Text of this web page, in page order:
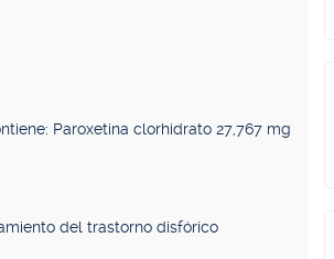
Paroxetina clorhidrato 27,767 mg
del trastorno disfórico